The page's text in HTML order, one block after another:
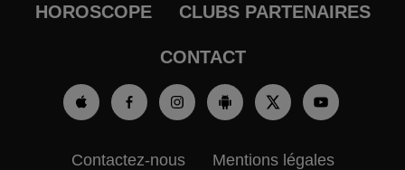
HOROSCOPE CLUBS PARTENAIRES
CONTACT
Contactez-nous Mentions légales